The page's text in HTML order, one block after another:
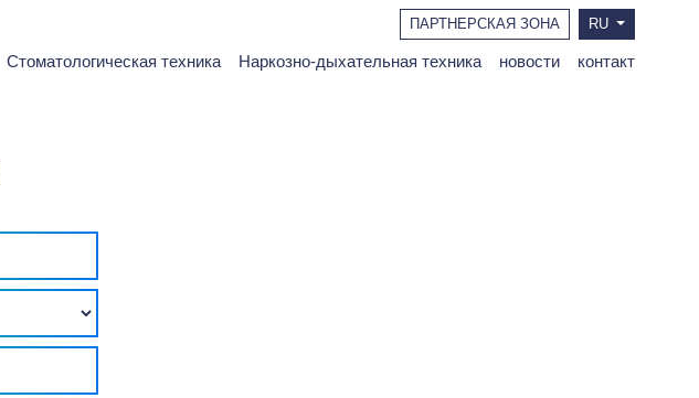
ПАРТНЕРСКАЯ ЗОНА RU
Стоматологическая техника Наркозно-дыхательная техника новости контакт